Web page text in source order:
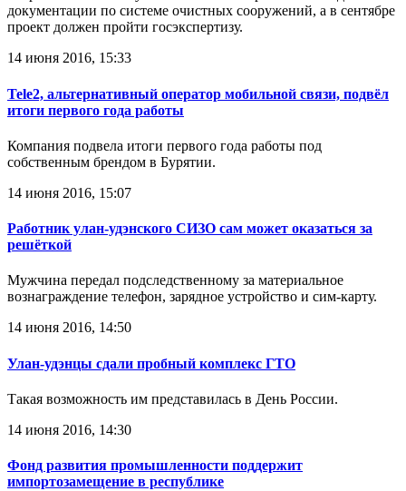
документации по системе очистных сооружений, а в сентябре
проект должен пройти госэкспертизу.
14 июня 2016, 15:33
Tele2, альтернативный оператор мобильной связи, подвёл
итоги первого года работы
Компания подвела итоги первого года работы под
собственным брендом в Бурятии.
14 июня 2016, 15:07
Работник улан-удэнского СИЗО сам может оказаться за
решёткой
Мужчина передал подследственному за материальное
вознаграждение телефон, зарядное устройство и сим-карту.
14 июня 2016, 14:50
Улан-удэнцы сдали пробный комплекс ГТО
Такая возможность им представилась в День России.
14 июня 2016, 14:30
Фонд развития промышленности поддержит
импортозамещение в республике